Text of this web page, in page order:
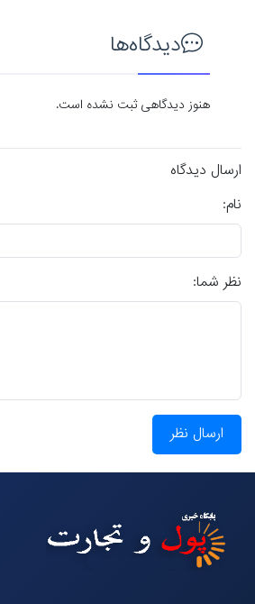
دیدگاه‌ها
هنوز دیدگاهی ثبت نشده است.
ارسال دیدگاه
نام:
نظر شما:
ارسال نظر